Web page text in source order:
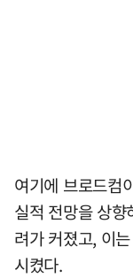
여기에 브로드컴
실적 전망을 상
려가 커졌고, 이
시켰다.